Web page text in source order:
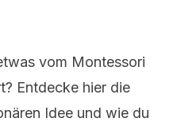
vom Montessori
Entdecke hier die
Idee und wie du